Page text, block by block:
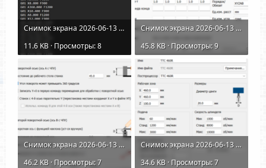
Снимок экрана 2026-06-13 183924.png
11.6 KB · Просмотры: 8
Снимок экрана 2026-06-13 182741.png
45.8 KB · Просмотры: 9
Снимок экрана 2026-06-13 184428.png
46.2 KB · Просмотры: 7
Снимок экрана 2026-06-13 184321.png
34.6 KB · Просмотры: 7